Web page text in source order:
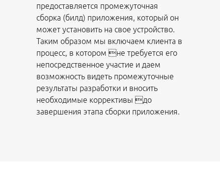
предоставляется промежуточная
сборка (билд) приложения, который он
может установить на свое устройство.
Таким образом мы включаем клиента в
процесс, в котором не требуется его
непосредственное участие и даем
возможность видеть промежуточные
результаты разработки и вносить
необходимые коррективы до
завершения этапа сборки приложения.